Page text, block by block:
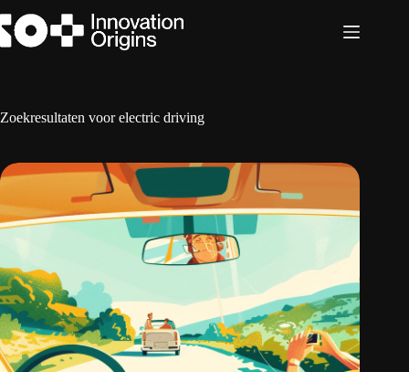
naar
de
Zoekresultaten voor electric driving